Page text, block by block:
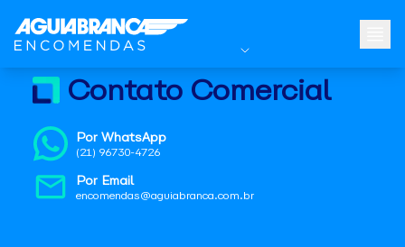
Contato Comercial
Por WhatsApp
(21) 96730-4726
Por Email
encomendas@aguiabranca.com.br